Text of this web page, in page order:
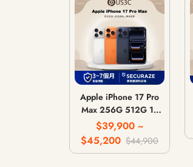
Apple iPhone 17 Pro
Max 256G 512G 1T
2T
$39,900 ~
$45,200 $44,900